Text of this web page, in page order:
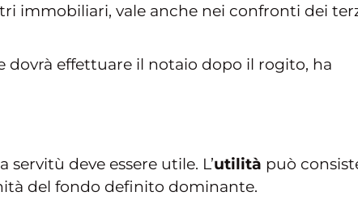
immobiliari, vale anche nei confronti dei
dovrà effettuare il notaio dopo il rogito, ha
servitù deve essere utile. L’utilità può
del fondo definito dominante.